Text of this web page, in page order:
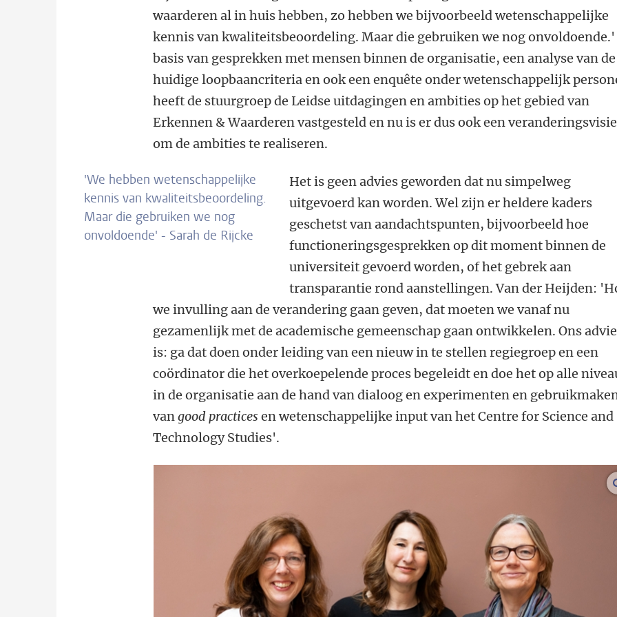
waarderen al in huis hebben, zo hebben we bijvoorbeeld wetenschappelijke
kennis van kwaliteitsbeoordeling. Maar die gebruiken we nog onvoldoende.'
basis van gesprekken met mensen binnen de organisatie, een analyse van de
huidige loopbaancriteria en ook een enquête onder wetenschappelijk
heeft de stuurgroep de Leidse uitdagingen en ambities op het gebied van
Erkennen & Waarderen vastgesteld en nu is er dus ook een veranderingsvisie
om de ambities te realiseren.
'We hebben wetenschappelijke
kennis van kwaliteitsbeoordeling.
Maar die gebruiken we nog
onvoldoende' - Sarah de Rijcke
Het is geen advies geworden dat nu simpelweg
uitgevoerd kan worden. Wel zijn er heldere kaders
geschetst van aandachtspunten, bijvoorbeeld hoe
functioneringsgesprekken op dit moment binnen de
universiteit gevoerd worden, of het gebrek aan
transparantie rond aanstellingen. Van der Heijden:
we invulling aan de verandering gaan geven, dat moeten we vanaf nu
gezamenlijk met de academische gemeenschap gaan ontwikkelen. Ons
is: ga dat doen onder leiding van een nieuw in te stellen regiegroep en een
coördinator die het overkoepelende proces begeleidt en doe het op alle
in de organisatie aan de hand van dialoog en experimenten en
vangood practices en wetenschappelijke input van het Centre for Science and
Technology Studies'.